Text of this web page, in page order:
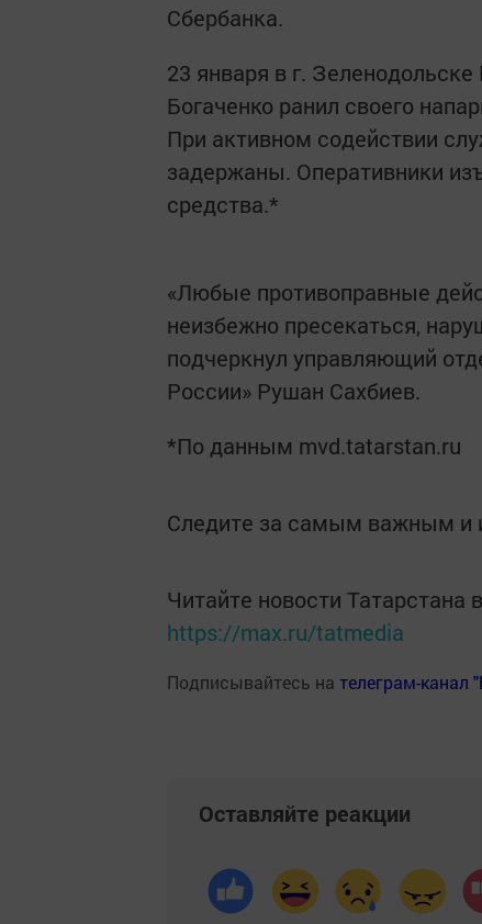
Сбербанка.
23 января в г.
Богаченко ранил своего
При активном содействии
задержаны. Оперативники
средства.*
«Любые противоправные
неизбежно пресекаться,
подчеркнул управляющий
России» Рушан Сахбиев.
*По данным mvd.tatarstan.ru
Следите за самым важным и
Читайте новости
https://max.ru/tatmedia
Подписывайтесь на телеграм-
Оставляйте реакции